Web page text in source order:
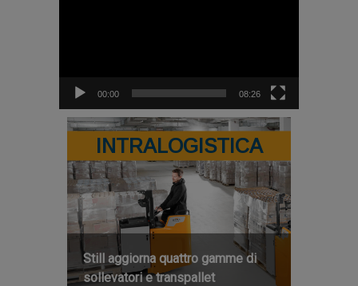
00:00 08:26
INTRALOGISTICA
Still aggiorna quattro gamme di
sollevatori e transpallet